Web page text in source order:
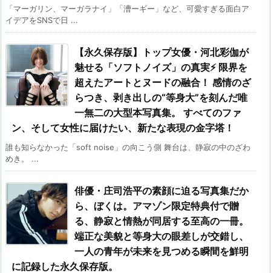
「マーガリン、マーガラナイ」「漕ーギー」など、可愛すぎる面白ア
イデアをSNSで日 ...
【永久保存版】トップ女優・河北彩伽が
魅せる「ソフトノイズ」の真実⚡️ 限界を
超えたアートとヌードの融合！ 感情のざ
らつき、剥き出しの“等身大”を刻んだ唯
一無二の大型本写真集。 すべてのファ
ン、そして女性に届けたい、新たな表現の金字塔！
誰も知らなかった「soft noise」の向こう側 舞台は、静寂の中のざわ
めき。 ...
俳優・庄司浩平の素顔に迫る写真集だか
ら、ぼくは。アマゾン限定特典付で贈
る、静寂と情熱が同居する至高の一冊。
端正な美貌と等身大の眼差しが交錯し、
一人の青年が未来を見つめる瞬間を鮮明
に記録した永久保存版。